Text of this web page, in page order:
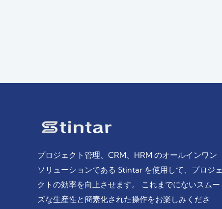
プロジェクト管理、CRM、HRM のオールインワン
ソリューションである Stintar を使用して、プロジェ
クトの効率を向上させます。 これまでにないスムー
ズな生産性と簡素化された操作をお楽しみくださ